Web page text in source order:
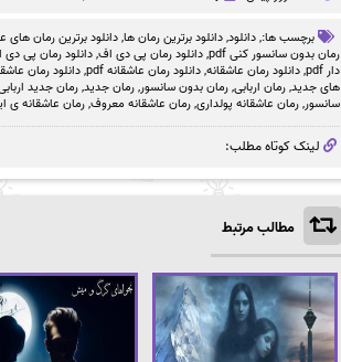
برچسب ها:,دانلود,دانلود برترین رمان ها,دانلود برترین رمان های
رمان بدون سانسور کنی pdf
,دانلود رمان پی دی اف,دانلود رمان پی
دار pdf
,دانلود رمان عاشقانه,دانلود رمان عاشقانه pdf ,دانلود رمان
های جدید,رمان اربابی,رمان بدون سانسور,رمان جدید,رمان جدید
سانسور,رمان عاشقانه پولداری,رمان عاشقانه معروف,رمان عاشقانه ی
لینک کوتاه مطلب:
مطالب مرتبط